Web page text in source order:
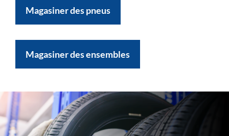
Magasiner des pneus
Magasiner des ensembles